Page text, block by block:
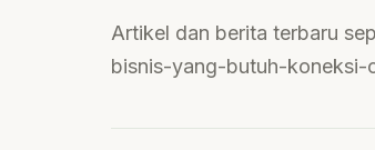
Artikel dan berita terbaru
bisnis-yang-butuh-koneksi-